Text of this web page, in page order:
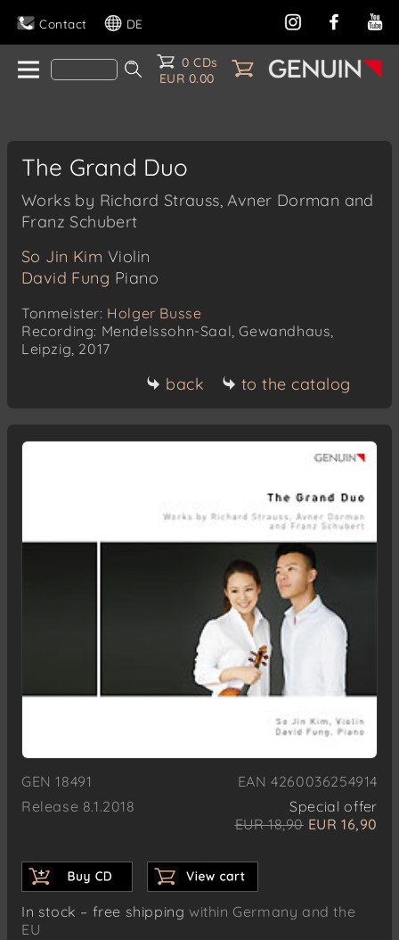
Contact DE
0 CDs
EUR 0.00
The Grand Duo
Works by Richard Strauss, Avner Dorman and
Franz Schubert
So Jin Kim Violin
David Fung Piano
Tonmeister: Holger Busse
Recording: Mendelssohn-Saal, Gewandhaus,
Leipzig, 2017
back to the catalog
GEN 18491
EAN 4260036254914
Release 8.1.2018
Special offer
EUR 18,90 EUR 16,90
In stock – free shippingwithin Germany and the
EU